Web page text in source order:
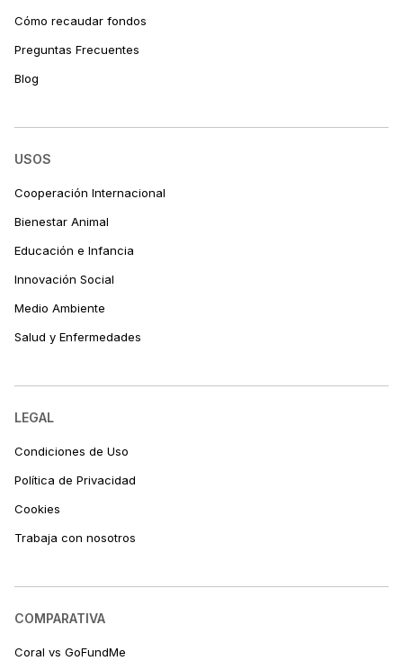
Cómo recaudar fondos
Preguntas Frecuentes
Blog
USOS
Cooperación Internacional
Bienestar Animal
Educación e Infancia
Innovación Social
Medio Ambiente
Salud y Enfermedades
LEGAL
Condiciones de Uso
Política de Privacidad
Cookies
Trabaja con nosotros
COMPARATIVA
Coral vs GoFundMe